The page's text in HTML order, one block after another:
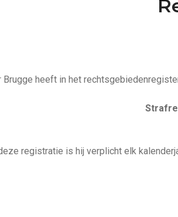
Brugge heeft in het
registratie is hij verplicht elk